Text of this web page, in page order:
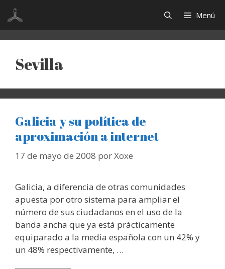
Saltar
contenido
Menú
Sevilla
Galicia y su política de
aproximación a internet
17 de mayo de 2008 porXoxe
Galicia, a diferencia de otras comunidades
apuesta por otro sistema para ampliar el
número de sus ciudadanos en el uso de la
banda ancha que ya está prácticamente
equiparado a la media española con un 42% y
un 48% respectivamente, …